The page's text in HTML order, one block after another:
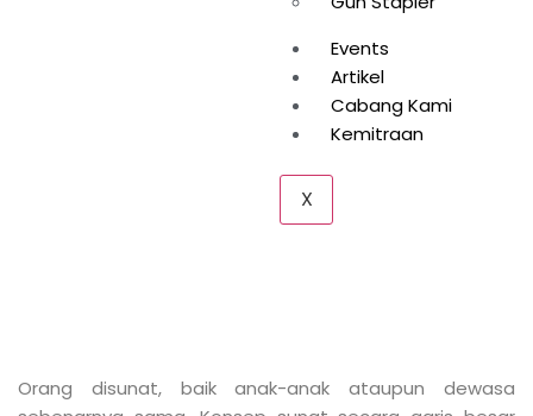
melakukan tindakan sunat adalah hak individu.
karena pertimbangan medis. Berikut beberapa
manfaat orang disunat saat dewasa yang perlu kamu
kulit atau kulup penis menjadi tempat subur
berkembang biaknya bakteri. Sunat bermanfaat untuk